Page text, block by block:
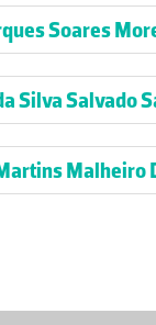
Soares
Silva Salvado
Malheiro